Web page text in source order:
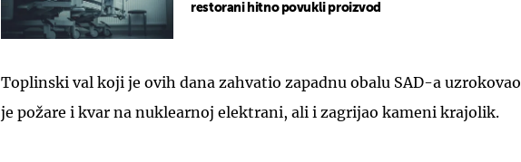
restorani hitno povukli proizvod
Toplinski val koji je ovih dana zahvatio zapadnu obalu SAD-a uzrokovao
je požare i kvar na nuklearnoj elektrani, ali i zagrijao kameni krajolik.